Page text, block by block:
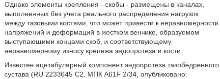
Однако элементы крепления - скобы - размещены в каналах,
выполненных без учета реального распределения нагрузок
между тазовыми костями, что может привести к неравномерности
напряжений и деформаций в жестком венчике, образуемом
выступающими концами скоб, и соответствующему
неравномерному износу крепежа эндопротеза и кости.
Известен ацетабулярный компонент эндопротеза тазобедренного
сустава (RU 2233645 C2, МПК A61F 2/34, опубликовано: